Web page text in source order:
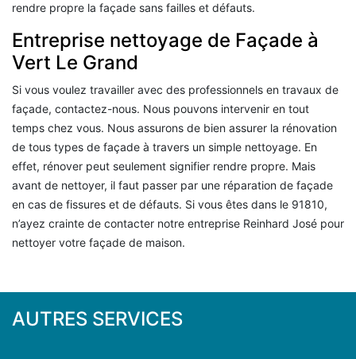
rendre propre la façade sans failles et défauts.
Entreprise nettoyage de Façade à
Vert Le Grand
Si vous voulez travailler avec des professionnels en travaux de
façade, contactez-nous. Nous pouvons intervenir en tout
temps chez vous. Nous assurons de bien assurer la rénovation
de tous types de façade à travers un simple nettoyage. En
effet, rénover peut seulement signifier rendre propre. Mais
avant de nettoyer, il faut passer par une réparation de façade
en cas de fissures et de défauts. Si vous êtes dans le 91810,
n’ayez crainte de contacter notre entreprise Reinhard José pour
nettoyer votre façade de maison.
AUTRES SERVICES